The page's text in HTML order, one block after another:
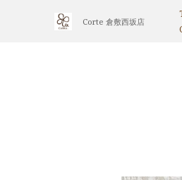
Corte 倉敷西坂店